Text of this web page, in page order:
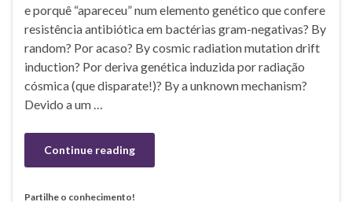
e porquê “apareceu” num elemento genético que confere
resistência antibiótica em bactérias gram-negativas? By
random? Por acaso? By cosmic radiation mutation drift
induction? Por deriva genética induzida por radiação
cósmica (que disparate!)? By a unknown mechanism?
Devido a um …
Continue reading
Partilhe o conhecimento!